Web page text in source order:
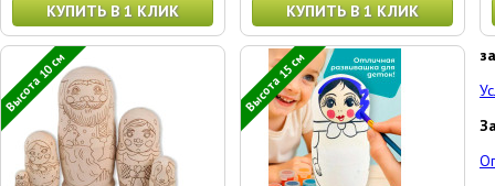
КУПИТЬ В 1 КЛИК
КУПИТЬ В 1 КЛИК
Высота 10 см Высота 15 см